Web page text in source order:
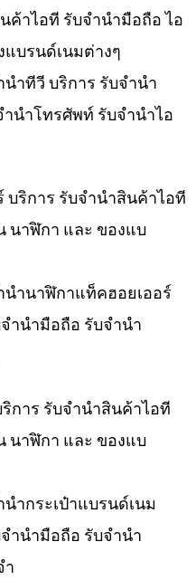
ค้าไอที รับจำนำมือถือ ไอ
บรนด์เนมต่างๆ
ำทีวี บริการ รับจำนำ
นำโทรศัพท์ รับจำนำไอ
ริการ รับจำนำสินค้าไอที
นาฬิกา และ ของแบ
ำนาฬิกาแท็คฮอยเออร์
ำนำมือถือ รับจำนำ
การ รับจำนำสินค้าไอที
นาฬิกา และ ของแบ
ำกระเป๋าแบรนด์เนม
ำนำมือถือ รับจำนำ